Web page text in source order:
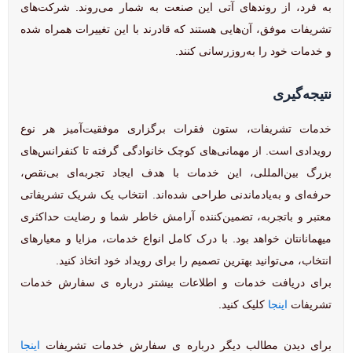
به فرد، از روندهای آتی این صنعت به شمار می‌روند. شرکت‌های
تشریفات موفق، آن‌هایی هستند که قادرند با این تغییرات همراه شده
و خدمات خود را به‌روزرسانی کنند.
نتیجه‌گیری
خدمات تشریفات، ستون فقرات برگزاری موفقیت‌آمیز هر نوع
رویدادی است. از مهمانی‌های کوچک خانوادگی گرفته تا کنفرانس‌های
بزرگ بین‌المللی، این خدمات با هدف ایجاد تجربه‌ای بی‌نقص،
حرفه‌ای و به‌یادماندنی طراحی شده‌اند. انتخاب یک شریک تشریفاتی
معتبر و باتجربه، تضمین‌کننده آرامش خاطر شما و رضایت حداکثری
میهمانانتان خواهد بود. با درک کامل انواع خدمات، مزایا و معیارهای
انتخاب، می‌توانید بهترین تصمیم را برای رویداد خود اتخاذ کنید.
برای دریافت خدمات و اطلاعات بیشتر درباره ی سفارش خدمات
تشریفات اینجا کلیک کنید.
برای دیدن مطالب دیگر درباره ی سفارش خدمات تشریفات اینجا